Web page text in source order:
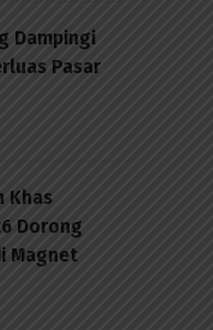
Dampingi
Pasar
Khas
Dorong
Magnet